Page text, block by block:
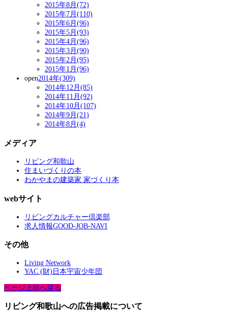
2015年8月(72)
2015年7月(110)
2015年6月(96)
2015年5月(93)
2015年4月(96)
2015年3月(90)
2015年2月(95)
2015年1月(96)
open2014年(309)
2014年12月(85)
2014年11月(92)
2014年10月(107)
2014年9月(21)
2014年8月(4)
メディア
リビング和歌山
住まいづくりの本
わかやまの建築家 家づくり本
webサイト
リビングカルチャー倶楽部
求人情報GOOD-JOB-NAVI
その他
Living Network
YAC (財)日本宇宙少年団
ページ上部へ戻る
リビング和歌山への広告掲載について